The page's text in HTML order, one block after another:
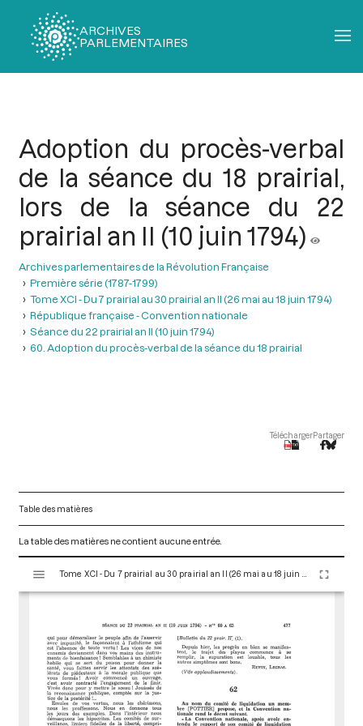
ARCHIVES
PARLEMENTAIRES
Adoption du procès-verbal
de la séance du 18 prairial,
lors de la séance du 22
prairial an II (10 juin 1794)
Archives parlementaires de la Révolution Française
Première série (1787-1799)
Tome XCI - Du 7 prairial au 30 prairial an II (26 mai au 18 juin 1794)
République française - Convention nationale
Séance du 22 prairial an II (10 juin 1794)
60. Adoption du procès-verbal de la séance du 18 prairial
TéléchargerPartager
Table des matières
La table des matières ne contient aucune entrée.
s